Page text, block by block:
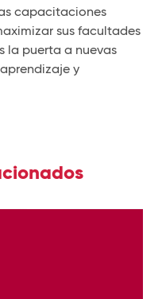
capacitaciones
sus facultades
la puerta a nuevas
y